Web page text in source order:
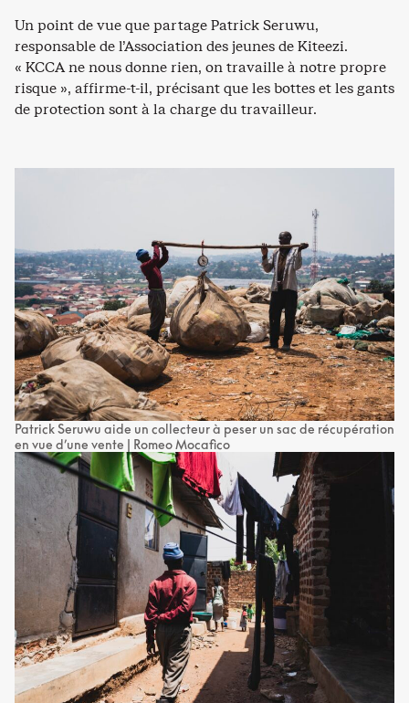
Un point de vue que partage Patrick Seruwu,
responsable de l’Association des jeunes de Kiteezi.
« KCCA ne nous donne rien, on travaille à notre propre
risque », affirme-t-il, précisant que les bottes et les gants
de protection sont à la charge du travailleur.
Patrick Seruwu aide un collecteur à peser un sac de récupération
en vue d’une vente | Romeo Mocafico